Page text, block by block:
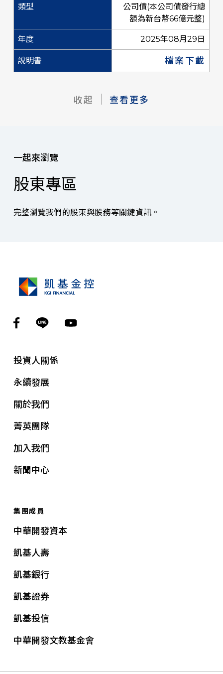
公司債(本公司債發行總
額為新台幣66億元整)
2025年08月29日
檔案下載
收起 查看更多
一起來瀏覽
股東專區
完整瀏覽我們的股東與股務等關鍵資訊。
投資人關係
永續發展
關於我們
菁英團隊
加入我們
新聞中心
集團成員
中華開發資本
凱基人壽
凱基銀行
凱基證券
凱基投信
中華開發文教基金會